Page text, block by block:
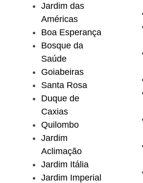
Jardim das
Américas
Boa Esperança
Bosque da
Saúde
Goiabeiras
Santa Rosa
Duque de
Caxias
Quilombo
Jardim
Aclimação
Jardim Itália
Jardim Imperial